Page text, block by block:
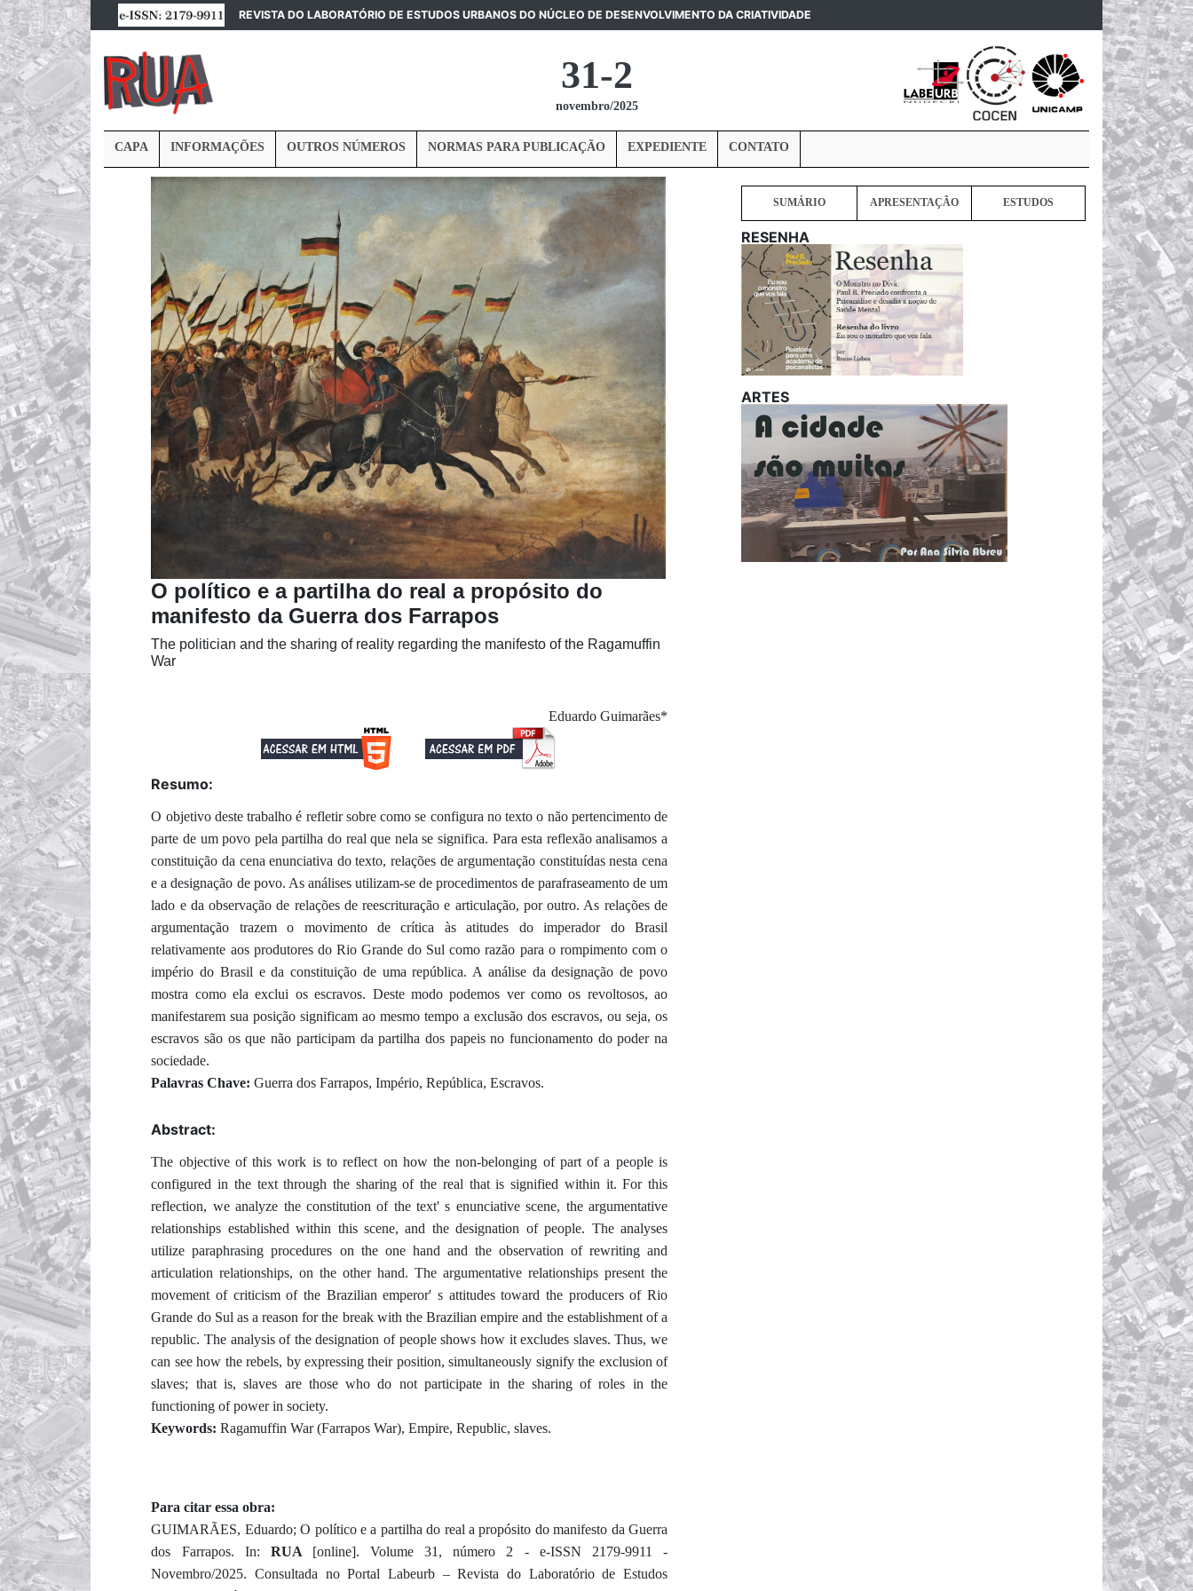
REVISTA DO LABORATÓRIO DE ESTUDOS URBANOS DO NÚCLEO DE DESENVOLVIMENTO DA CRIATIVIDADE
31-2
novembro/2025
CAPA INFORMAÇÕES OUTROS NÚMEROS NORMAS PARA PUBLICAÇÃO EXPEDIENTE CONTATO
O político e a partilha do real a propósito do
manifesto da Guerra dos Farrapos
The politician and the sharing of reality regarding the manifesto of the Ragamuffin
War
Eduardo Guimarães*
Resumo:
O objetivo deste trabalho é refletir sobre como se configura no texto o não pertencimento de
parte de um povo pela partilha do real que nela se significa. Para esta reflexão analisamos a
constituição da cena enunciativa do texto, relações de argumentação constituídas nesta cena
e a designação de povo. As análises utilizam-se de procedimentos de parafraseamento de um
lado e da observação de relações de reescrituração e articulação, por outro. As relações de
argumentação trazem o movimento de crítica às atitudes do imperador do Brasil
relativamente aos produtores do Rio Grande do Sul como razão para o rompimento com o
império do Brasil e da constituição de uma república. A análise da designação de povo
mostra como ela exclui os escravos. Deste modo podemos ver como os revoltosos, ao
manifestarem sua posição significam ao mesmo tempo a exclusão dos escravos, ou seja, os
escravos são os que não participam da partilha dos papeis no funcionamento do poder na
sociedade.
Palavras Chave:Guerra dos Farrapos, Império, República, Escravos.
Abstract:
The objective of this work is to reflect on how the non-belonging of part of a people is
configured in the text through the sharing of the real that is signified within it. For this
reflection, we analyze the constitution of the text' s enunciative scene, the argumentative
relationships established within this scene, and the designation of people. The analyses
utilize paraphrasing procedures on the one hand and the observation of rewriting and
articulation relationships, on the other hand. The argumentative relationships present the
movement of criticism of the Brazilian emperor' s attitudes toward the producers of Rio
Grande do Sul as a reason for the break with the Brazilian empire and the establishment of a
republic. The analysis of the designation of people shows how it excludes slaves. Thus, we
can see how the rebels, by expressing their position, simultaneously signify the exclusion of
slaves; that is, slaves are those who do not participate in the sharing of roles in the
functioning of power in society.
Keywords:Ragamuffin War (Farrapos War), Empire, Republic, slaves.
Para citar essa obra:
GUIMARÃES, Eduardo; O político e a partilha do real a propósito do manifesto da Guerra
dos Farrapos. In: RUA [online]. Volume 31, número 2 - e-ISSN 2179-9911 -
Novembro/2025. Consultada no Portal Labeurb – Revista do Laboratório de Estudos
SUMÁRIO APRESENTAÇÃO ESTUDOS
RESENHA
ARTES